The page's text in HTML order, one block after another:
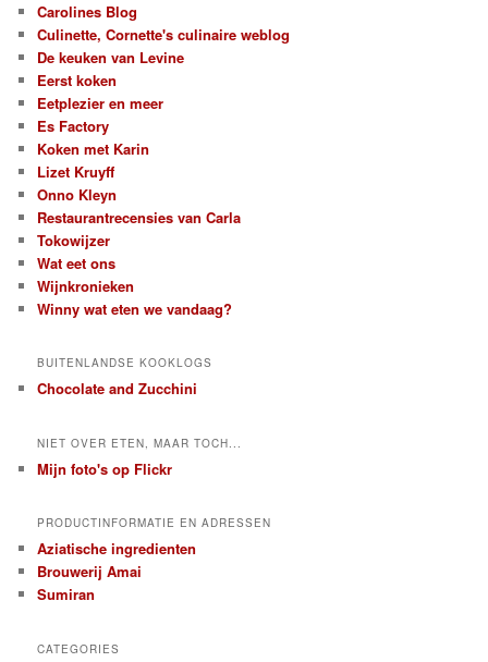
h
Carolines Blog
Culinette, Cornette's culinaire weblog
De keuken van Levine
Eerst koken
Eetplezier en meer
Es Factory
Koken met Karin
Lizet Kruyff
Onno Kleyn
Restaurantrecensies van Carla
Tokowijzer
Wat eet ons
Wijnkronieken
Winny wat eten we vandaag?
BUITENLANDSE KOOKLOGS
Chocolate and Zucchini
NIET OVER ETEN, MAAR TOCH...
Mijn foto's op Flickr
PRODUCTINFORMATIE EN ADRESSEN
Aziatische ingredienten
Brouwerij Amai
Sumiran
CATEGORIES